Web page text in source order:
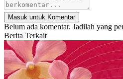
Masuk untuk Komentar
Belum ada komentar. Jadilah yang
Berita Terkait